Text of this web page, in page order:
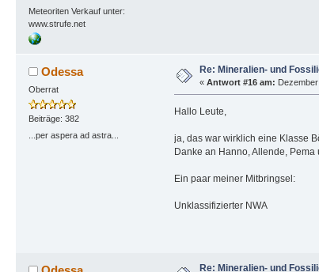
Meteoriten Verkauf unter:
www.strufe.net
Odessa
Oberrat
Beiträge: 382
...per aspera ad astra...
Re: Mineralien- und
« Antwort #16 am:
Hallo Leute,
ja, das war wirklich eine Klasse
Danke an Hanno, Allende,
Ein paar meiner Mitbringsel:
Unklassifizierter NWA
Re: Mineralien- und